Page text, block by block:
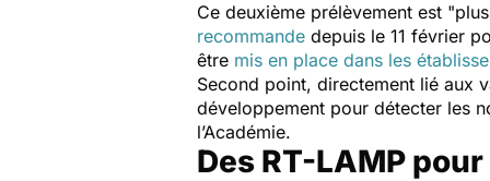
Ce deuxième prélèvement est "
recommande depuis le 11 février
être mis en place dans les
Second point, directement lié aux
développement pour détecter les
l’Académie.
Des RT-LAMP